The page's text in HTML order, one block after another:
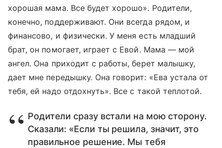
хорошая мама. Все будет хорошо». Родители,
конечно, поддерживают. Они всегда рядом, и
финансово, и физически. У меня есть младший
брат, он помогает, играет с Евой. Мама — мой
ангел. Она приходит с работы, берет малышку,
дает мне передышку. Она говорит: «Ева устала от
тебя, ей надо отдохнуть». Все с такой теплотой.
Родители сразу встали на мою сторону.
Сказали: «Если ты решила, значит, это
правильное решение. Мы тебя